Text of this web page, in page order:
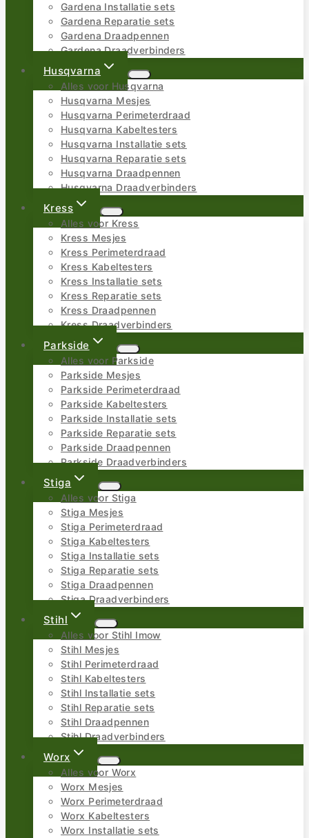
Gardena Installatie sets
Gardena Reparatie sets
Gardena Draadpennen
Gardena Draadverbinders
Husqvarna
Alles voor Husqvarna
Husqvarna Mesjes
Husqvarna Perimeterdraad
Husqvarna Kabeltesters
Husqvarna Installatie sets
Husqvarna Reparatie sets
Husqvarna Draadpennen
Husqvarna Draadverbinders
Kress
Alles voor Kress
Kress Mesjes
Kress Perimeterdraad
Kress Kabeltesters
Kress Installatie sets
Kress Reparatie sets
Kress Draadpennen
Kress Draadverbinders
Parkside
Alles voor Parkside
Parkside Mesjes
Parkside Perimeterdraad
Parkside Kabeltesters
Parkside Installatie sets
Parkside Reparatie sets
Parkside Draadpennen
Parkside Draadverbinders
Stiga
Alles voor Stiga
Stiga Mesjes
Stiga Perimeterdraad
Stiga Kabeltesters
Stiga Installatie sets
Stiga Reparatie sets
Stiga Draadpennen
Stiga Draadverbinders
Stihl
Alles voor Stihl Imow
Stihl Mesjes
Stihl Perimeterdraad
Stihl Kabeltesters
Stihl Installatie sets
Stihl Reparatie sets
Stihl Draadpennen
Stihl Draadverbinders
Worx
Alles voor Worx
Worx Mesjes
Worx Perimeterdraad
Worx Kabeltesters
Worx Installatie sets